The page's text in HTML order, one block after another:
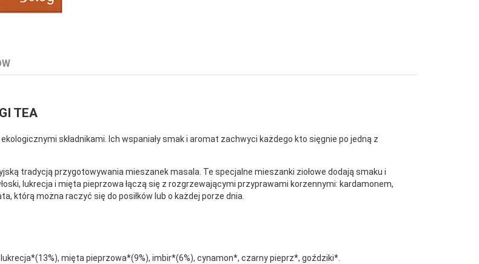
TEA
składnikami. Ich wspaniały smak i aromat zachwyci każdego kto sięgnie po jedną z
tradycją przygotowywania mieszanek masala. Te specjalne mieszanki ziołowe dodają smaku i
lukrecja i mięta pieprzowa łączą się z rozgrzewającymi przyprawami korzennymi: kardamonem,
którą można raczyć się do posiłków lub o każdej porze dnia.
mięta pieprzowa*(9%), imbir*(6%), cynamon*, czarny pieprz*, goździki*.